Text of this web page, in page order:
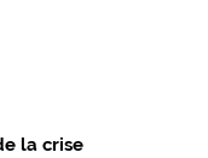
la crise